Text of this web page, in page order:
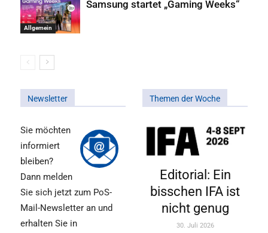
Allgemein
Samsung startet „Gaming Weeks“
Newsletter
Sie möchten
informiert
bleiben?
Dann melden
Sie sich jetzt zum PoS-
Mail-Newsletter an und
erhalten Sie in
Themen der Woche
Editorial: Ein
bisschen IFA ist
nicht genug
30. Juli 2026